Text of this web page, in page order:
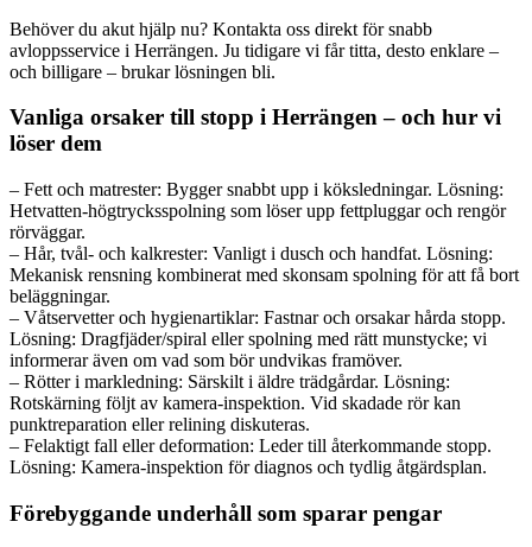
Behöver du akut hjälp nu? Kontakta oss direkt för snabb
avloppsservice i Herrängen. Ju tidigare vi får titta, desto enklare –
och billigare – brukar lösningen bli.
Vanliga orsaker till stopp i Herrängen – och hur vi
löser dem
– Fett och matrester: Bygger snabbt upp i köksledningar. Lösning:
Hetvatten-högtrycksspolning som löser upp fettpluggar och rengör
rörväggar.
– Hår, tvål- och kalkrester: Vanligt i dusch och handfat. Lösning:
Mekanisk rensning kombinerat med skonsam spolning för att få bort
beläggningar.
– Våtservetter och hygienartiklar: Fastnar och orsakar hårda stopp.
Lösning: Dragfjäder/spiral eller spolning med rätt munstycke; vi
informerar även om vad som bör undvikas framöver.
– Rötter i markledning: Särskilt i äldre trädgårdar. Lösning:
Rotskärning följt av kamera-inspektion. Vid skadade rör kan
punktreparation eller relining diskuteras.
– Felaktigt fall eller deformation: Leder till återkommande stopp.
Lösning: Kamera-inspektion för diagnos och tydlig åtgärdsplan.
Förebyggande underhåll som sparar pengar